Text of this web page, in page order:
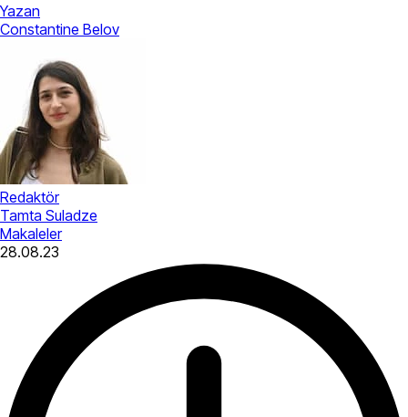
Yazan
Constantine Belov
Redaktör
Tamta Suladze
Makaleler
28.08.23